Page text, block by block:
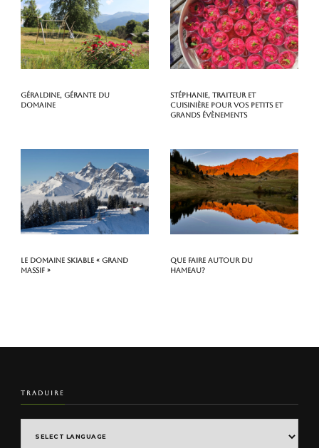
Géraldine, gérante du
domaine
Stéphanie, traiteur et
cuisinière pour vos petits et
grands évènements
Le domaine skiable « Grand
Massif »
Que faire autour du
hameau?
TRADUIRE